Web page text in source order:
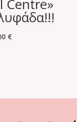
Centre»
€